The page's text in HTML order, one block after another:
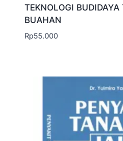
TEKNOLOGI
BUAHAN
Rp55.000